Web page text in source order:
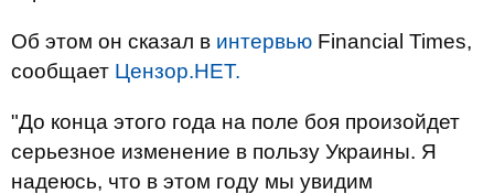
Об этом он сказал в интервью Financial Times,
сообщает Цензор.НЕТ.
"До конца этого года на поле боя произойдет
серьезное изменение в пользу Украины. Я
надеюсь, что в этом году мы увидим